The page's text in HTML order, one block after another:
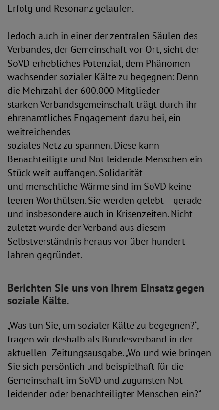
Erfolg und Resonanz gelaufen.
Jedoch auch in einer der zentralen Säulen des
Verbandes, der Gemeinschaft vor Ort, sieht der
SoVD erhebliches Potenzial, dem Phänomen
wachsender sozialer Kälte zu begegnen: Denn
die Mehrzahl der 600.000 Mitglieder
starken Verbandsgemeinschaft trägt durch ihr
ehrenamtliches Engagement dazu bei, ein
weitreichendes
soziales Netz zu spannen. Diese kann
Benachteiligte und Not leidende Menschen ein
Stück weit auffangen. Solidarität
und menschliche Wärme sind im SoVD keine
leeren Worthülsen. Sie werden gelebt – gerade
und insbesondere auch in Krisenzeiten. Nicht
zuletzt wurde der Verband aus diesem
Selbstverständnis heraus vor über hundert
Jahren gegründet.
Berichten Sie uns von Ihrem Einsatz gegen
soziale Kälte.
„Was tun Sie, um sozialer Kälte zu begegnen?“,
fragen wir deshalb als Bundesverband in der
aktuellen Zeitungsausgabe. „Wo und wie bringen
Sie sich persönlich und beispielhaft für die
Gemeinschaft im SoVD und zugunsten Not
leidender oder benachteiligter Menschen ein?“